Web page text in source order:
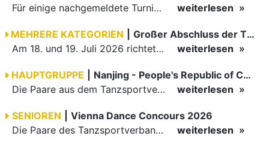
Für einige nachgemeldete Turniere im 2 Halbjahr sucht der ZWE noch Wertungsrichter.
weiterlesen
MEHRERE KATEGORIEN
Großer Abschluss der TBW-Trophy in Weinheim
Am 18. und 19. Juli 2026 richtete die Tanzsportabteilung (TSA) der TSG 1862 Weinheim das Abschlussturnier der diesjährigen TBW-Trophy-Serie aus. Zum traditionellen Saisonfinale kamen rund 400 Starts über…
weiterlesen
HAUPTGRUPPE
Nanjing - People's Republic of China
Die Paare aus dem Tanzsportverband Baden-Württemberg (TBW) haben beim hochklassig besetzten WDSF GrandSlam im chinesischen Nanjing wieder einmal auf internationalem Top-Niveau geglänzt. Das…
weiterlesen
SENIOREN
Vienna Dance Concours 2026
Die Paare des Tanzsportverbandes Baden-Württemberg (TBW) glänzten auf dem internationalen Parkett des Vienna Dance Concourse 2026 im Wiener Rathaus mit hervorragenden Platzierungen Ergebnisse unter: …
weiterlesen